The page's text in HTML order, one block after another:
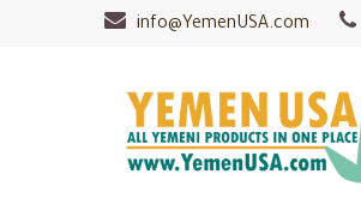
info@YemenUSA.com